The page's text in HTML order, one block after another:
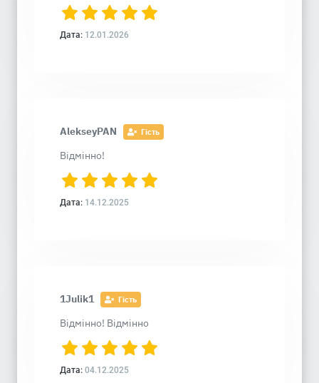
Дата: 12.01.2026
AlekseyPAN Гість
Відмінно!
Дата: 14.12.2025
1Julik1 Гість
Відмінно! Відмінно
Дата: 04.12.2025